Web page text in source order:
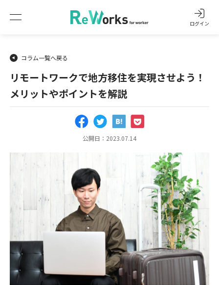
ログイン
コラム一覧へ戻る
リモートワークで地方移住を実現させよう！
メリットやポイントを解説
公開日：2023.07.14